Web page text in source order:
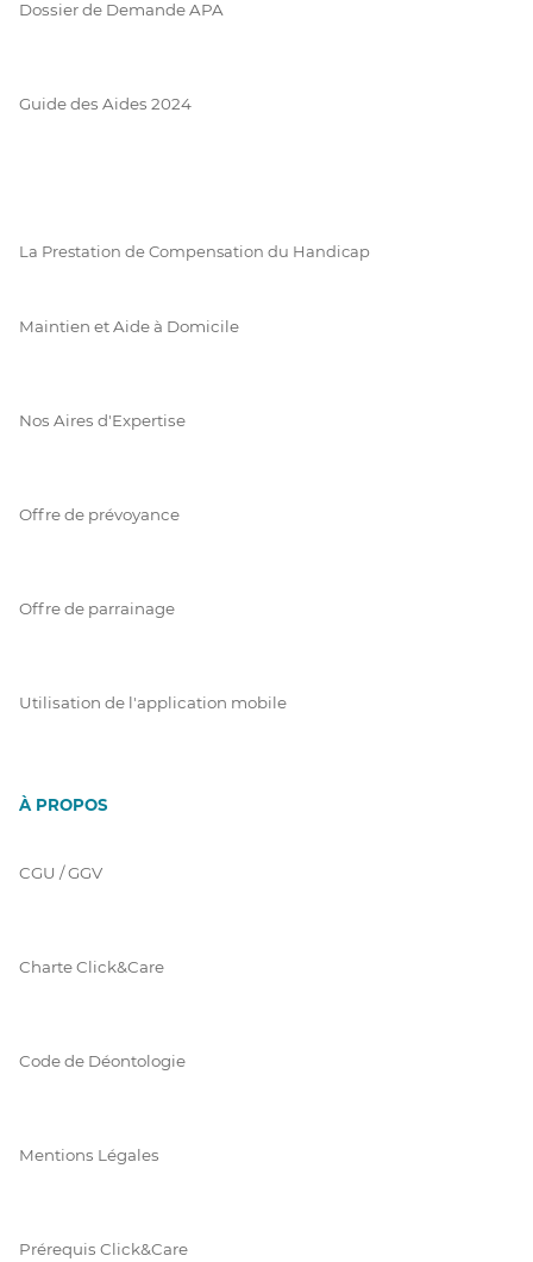
Dossier de Demande APA
Guide des Aides 2024
La Prestation de Compensation du Handicap
Maintien et Aide à Domicile
Nos Aires d'Expertise
Offre de prévoyance
Offre de parrainage
Utilisation de l'application mobile
À PROPOS
CGU / GGV
Charte Click&Care
Code de Déontologie
Mentions Légales
Prérequis Click&Care